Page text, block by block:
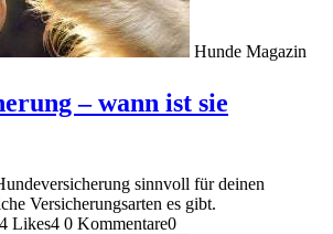
Hunde Magazin
– wann ist sie
sinnvoll für deinen
Versicherungsarten es gibt.
4 Likes4 0 Kommentare0